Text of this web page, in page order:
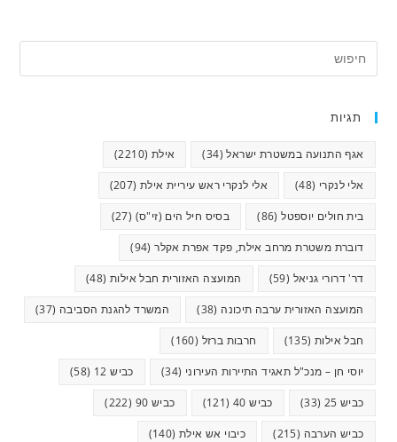
תגיות
אגף התנועה במשטרת ישראל(34) אילת (2210)
אלי לנקרי (48) אלי לנקרי ראש עיריית אילת (207)
בית חולים יוספטל(86) בסיס חיל הים (זי"ס) (27)
דוברת משטרת מרחב אילת, פקד אפרת אקלר(94)
דר' דרורי גניאל (59) המועצה האזורית חבל אילות (48)
המועצה האזורית ערבה תיכונה (38) המשרד להגנת הסביבה (37)
חבל אילות (135) חרבות ברזל (160)
יוסי חן – מנכ"ל תאגיד התיירות העירוני (34) כביש 12 (58)
כביש 25 (33) כביש 40 (121) כביש 90 (222)
כביש הערבה (215) כיבוי אש אילת (140)